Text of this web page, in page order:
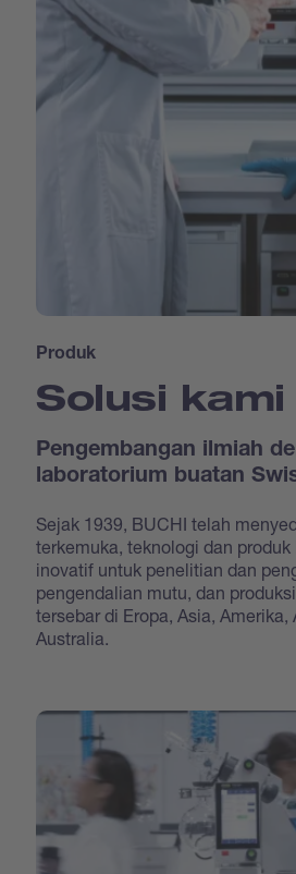
Produk
Solusi kami
Pengembangan ilmiah
laboratorium buatan
Sejak 1939, BUCHI telah
terkemuka, teknologi dan
inovatif untuk penelitian dan
pengendalian mutu, dan
tersebar di Eropa, Asia, Amerika,
Australia.